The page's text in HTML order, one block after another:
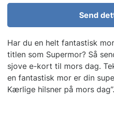
Send
Har du en helt fantastisk
titlen som Supermor? Så
sjove e-kort til mors dag.
en fantastisk mor er din
Kærlige hilsner på mors dag”.